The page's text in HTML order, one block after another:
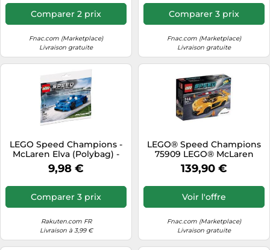
Comparer 2 prix
Fnac.com (Marketplace)
Livraison gratuite
Comparer 3 prix
Fnac.com (Marketplace)
Livraison gratuite
LEGO Speed Champions -
McLaren Elva (Polybag) -
30343
9,98 €
Comparer 3 prix
Rakuten.com FR
Livraison à 3,99 €
LEGO® Speed Champions
75909 LEGO® McLaren
P1TM G
139,90 €
Voir l'offre
Fnac.com (Marketplace)
Livraison gratuite